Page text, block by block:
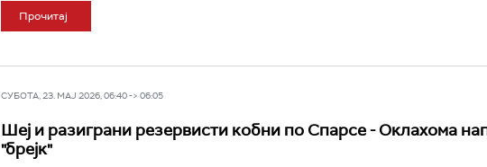
Прочитај
СУБОТА, 23. МАЈ 2026, 06:40 -> 06:05
Шеј и разиграни резервисти кобни по Спарсе - Оклахома
"брејк"